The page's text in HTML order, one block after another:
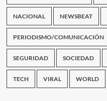
NACIONAL NEWSBEAT
PERIODISMO/COMUNICACIÓN
SEGURIDAD SOCIEDAD
TECH VIRAL WORLD